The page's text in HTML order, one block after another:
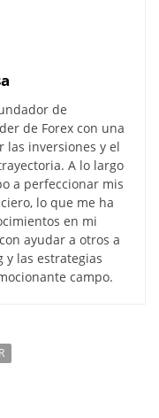
de
de Forex con una
las inversiones y el
A lo largo
a perfeccionar mis
lo que me ha
en mi
ayudar a otros a
las estrategias
campo.